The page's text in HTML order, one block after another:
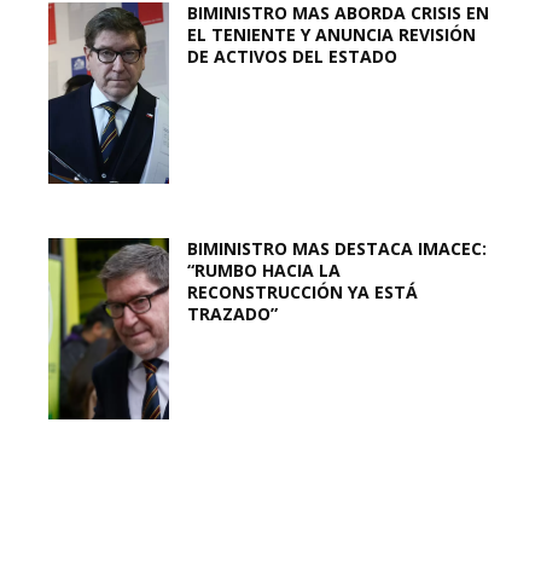
BIMINISTRO MAS ABORDA CRISIS EN
EL TENIENTE Y ANUNCIA REVISIÓN
DE ACTIVOS DEL ESTADO
BIMINISTRO MAS DESTACA IMACEC:
“RUMBO HACIA LA
RECONSTRUCCIÓN YA ESTÁ
TRAZADO”